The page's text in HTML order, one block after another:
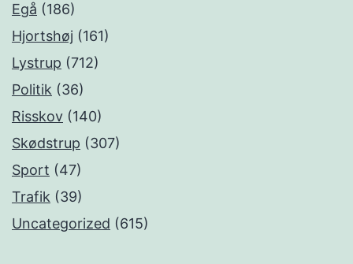
Egå (186)
Hjortshøj (161)
Lystrup (712)
Politik (36)
Risskov (140)
Skødstrup (307)
Sport (47)
Trafik (39)
Uncategorized (615)